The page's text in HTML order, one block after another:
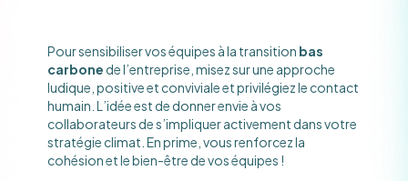
Pour sensibiliser vos équipes à la transition bas
carbone de l’entreprise, misez sur une approche
ludique, positive et conviviale et privilégiez le contact
humain. L’idée est de donner envie à vos
collaborateurs de s’impliquer activement dans votre
stratégie climat. En prime, vous renforcez la
cohésion et le bien-être de vos équipes !